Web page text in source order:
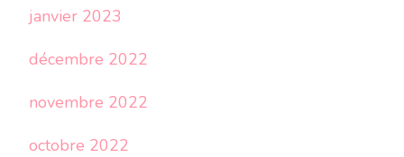
janvier 2023
décembre 2022
novembre 2022
octobre 2022